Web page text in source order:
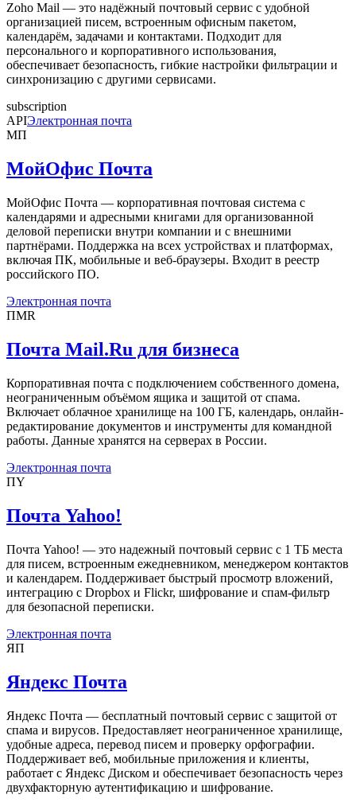
Zoho Mail — это надёжный почтовый сервис с удобной
организацией писем, встроенным офисным пакетом,
календарём, задачами и контактами. Подходит для
персонального и корпоративного использования,
обеспечивает безопасность, гибкие настройки фильтрации и
синхронизацию с другими сервисами.
subscription
APIЭлектронная почта
МП
МойОфис Почта
МойОфис Почта — корпоративная почтовая система с
календарями и адресными книгами для организованной
деловой переписки внутри компании и с внешними
партнёрами. Поддержка на всех устройствах и платформах,
включая ПК, мобильные и веб-браузеры. Входит в реестр
российского ПО.
Электронная почта
ПMR
Почта Mail.Ru для бизнеса
Корпоративная почта с подключением собственного домена,
неограниченным объёмом ящика и защитой от спама.
Включает облачное хранилище на 100 ГБ, календарь, онлайн-
редактирование документов и инструменты для командной
работы. Данные хранятся на серверах в России.
Электронная почта
ПY
Почта Yahoo!
Почта Yahoo! — это надежный почтовый сервис с 1 ТБ места
для писем, встроенным ежедневником, менеджером контактов
и календарем. Поддерживает быстрый просмотр вложений,
интеграцию с Dropbox и Flickr, шифрование и спам-фильтр
для безопасной переписки.
Электронная почта
ЯП
Яндекс Почта
Яндекс Почта — бесплатный почтовый сервис с защитой от
спама и вирусов. Предоставляет неограниченное хранилище,
удобные адреса, перевод писем и проверку орфографии.
Поддерживает веб, мобильные приложения и клиенты,
работает с Яндекс Диском и обеспечивает безопасность через
двухфакторную аутентификацию и шифрование.